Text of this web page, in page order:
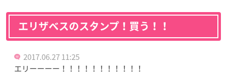
エリザベスのスタンプ！買う！！
2017.06.27 11:25
エリーーーー！！！！！！！！！！！